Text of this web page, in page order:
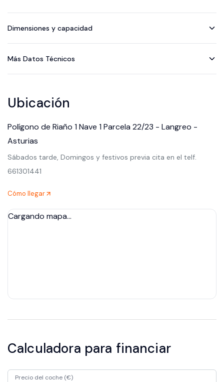
Dimensiones y capacidad
Más Datos Técnicos
Ubicación
Polígono de Riaño 1 Nave 1 Parcela 22/23 - Langreo -
Asturias
Sábados tarde, Domingos y festivos previa cita en el telf.
661301441
Cómo llegar
Cargando mapa…
Calculadora para financiar
Precio del coche (€)